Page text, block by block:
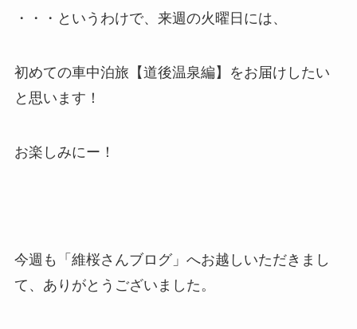
・・・というわけで、来週の火曜日には、
初めての車中泊旅【道後温泉編】をお届けしたい
と思います！
お楽しみにー！
今週も「維桜さんブログ」へお越しいただきまし
て、ありがとうございました。